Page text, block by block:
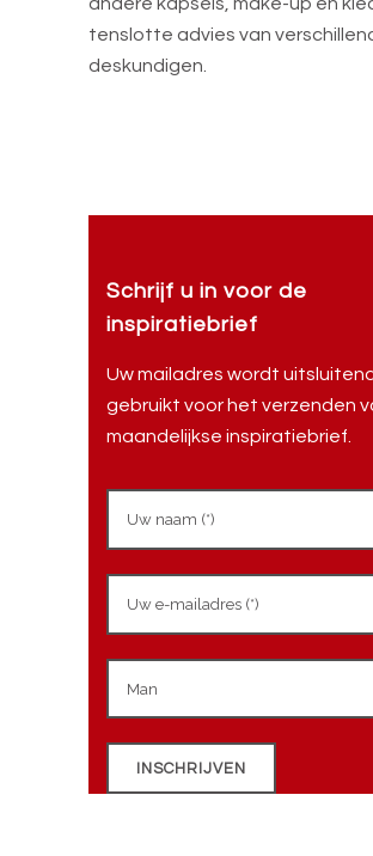
tenslotte advies van
deskundigen.
Schrijf u in voor de
inspiratiebrief
Uw mailadres wordt uitsluitend
gebruikt voor het verzenden
maandelijkse inspiratiebrief.